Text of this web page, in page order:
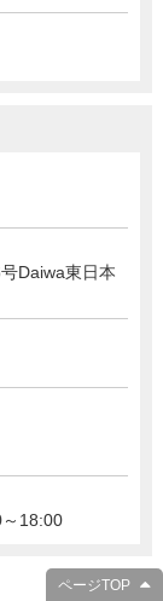
Daiwa東日本
18:00
ページTOP